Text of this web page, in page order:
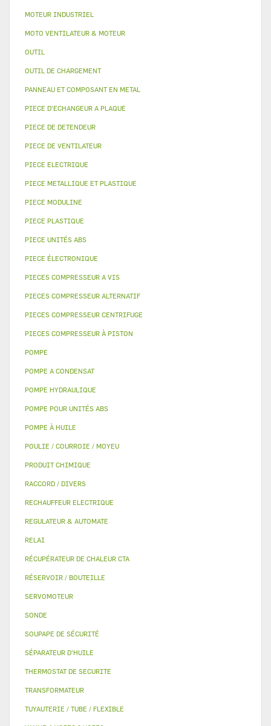
MOTEUR INDUSTRIEL
MOTO VENTILATEUR & MOTEUR
OUTIL
OUTIL DE CHARGEMENT
PANNEAU ET COMPOSANT EN METAL
PIECE D'ECHANGEUR A PLAQUE
PIECE DE DETENDEUR
PIECE DE VENTILATEUR
PIECE ELECTRIQUE
PIECE METALLIQUE ET PLASTIQUE
PIECE MODULINE
PIECE PLASTIQUE
PIECE UNITÉS ABS
PIECE ÉLECTRONIQUE
PIECES COMPRESSEUR A VIS
PIECES COMPRESSEUR ALTERNATIF
PIECES COMPRESSEUR CENTRIFUGE
PIECES COMPRESSEUR À PISTON
POMPE
POMPE A CONDENSAT
POMPE HYDRAULIQUE
POMPE POUR UNITÉS ABS
POMPE À HUILE
POULIE / COURROIE / MOYEU
PRODUIT CHIMIQUE
RACCORD / DIVERS
RECHAUFFEUR ELECTRIQUE
REGULATEUR & AUTOMATE
RELAI
RÉCUPÉRATEUR DE CHALEUR CTA
RÉSERVOIR / BOUTEILLE
SERVOMOTEUR
SONDE
SOUPAPE DE SÉCURITÉ
SÉPARATEUR D'HUILE
THERMOSTAT DE SECURITE
TRANSFORMATEUR
TUYAUTERIE / TUBE / FLEXIBLE